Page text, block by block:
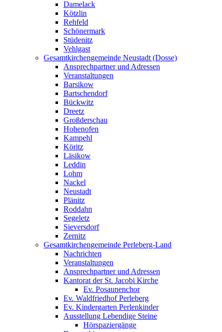
Damelack
Kötzlin
Rehfeld
Schönermark
Stüdenitz
Vehlgast
Gesamtkirchengemeinde Neustadt (Dosse)
Ansprechpartner und Adressen
Veranstaltungen
Barsikow
Bartschendorf
Bückwitz
Dreetz
Großderschau
Hohenofen
Kampehl
Köritz
Läsikow
Leddin
Lohm
Nackel
Neustadt
Plänitz
Roddahn
Segeletz
Sieversdorf
Zernitz
Gesamtkirchengemeinde Perleberg-Land
Nachrichten
Veranstaltungen
Ansprechpartner und Adressen
Kantorat der St. Jacobi Kirche
Ev. Posaunenchor
Ev. Waldfriedhof Perleberg
Ev. Kindergarten Perlenkinder
Ausstellung Lebendige Steine
Hörspaziergänge